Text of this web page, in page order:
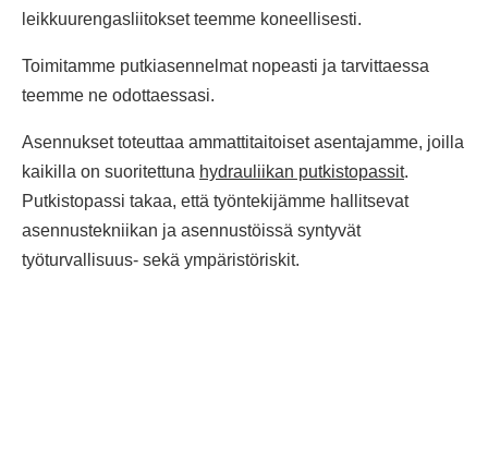
leikkuurengasliitokset teemme koneellisesti.
Toimitamme putkiasennelmat nopeasti ja tarvittaessa
teemme ne odottaessasi.
Asennukset toteuttaa ammattitaitoiset asentajamme, joilla
kaikilla on suoritettuna hydrauliikan putkistopassit.
Putkistopassi takaa, että työntekijämme hallitsevat
asennustekniikan ja asennustöissä syntyvät
työturvallisuus- sekä ympäristöriskit.